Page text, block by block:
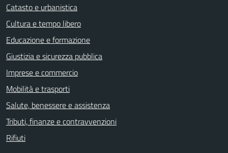
Catasto e urbanistica
Cultura e tempo libero
Educazione e formazione
Giustizia e sicurezza pubblica
Imprese e commercio
Mobilità e trasporti
Salute, benessere e assistenza
Tributi, finanze e contravvenzioni
Rifiuti